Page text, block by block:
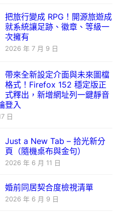
把旅行變成 RPG！開源旅遊成
就系統讓足跡、徽章、等級一
次擁有
2026 年 7 月 9 日
帶來全新設定介面與未來圖檔
格式！Firefox 152 穩定版正
式釋出，新增網址列一鍵靜音
登入
日
Just a New Tab – 拾光新分
頁（隨機桌布與金句）
2026 年 6 月 11 日
婚前同居契合度檢視清單
2026 年 6 月 9 日